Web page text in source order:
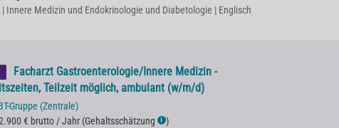
Innere Medizin und Endokrinologie und Diabetologie | Englisch
Facharzt Gastroenterologie/Innere Medizin -
Teilzeit möglich, ambulant (w/m/d)
Gruppe (Zentrale)
€ brutto / Jahr (Gehaltsschätzung ℹ )